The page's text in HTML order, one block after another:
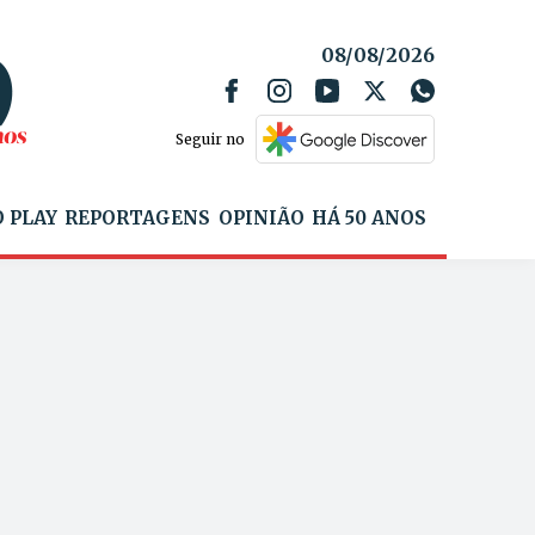
08/08/2026
Seguir no
PLAY REPORTAGENS OPINIÃO HÁ 50 ANOS